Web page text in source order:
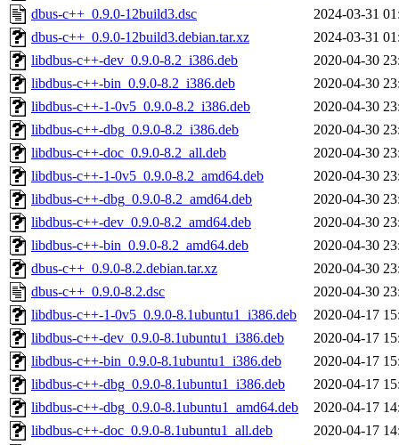
dbus-c++_0.9.0-12build3.dsc
2024-03-31
dbus-c++_0.9.0-12build3.debian.tar.xz
2024-03-31
libdbus-c++-dev_0.9.0-8.2_i386.deb
2020-04-30
libdbus-c++-bin_0.9.0-8.2_i386.deb
2020-04-30
libdbus-c++-1-0v5_0.9.0-8.2_i386.deb
2020-04-30
libdbus-c++-dbg_0.9.0-8.2_i386.deb
2020-04-30
libdbus-c++-doc_0.9.0-8.2_all.deb
2020-04-30
libdbus-c++-1-0v5_0.9.0-8.2_amd64.deb
2020-04-30
libdbus-c++-dbg_0.9.0-8.2_amd64.deb
2020-04-30
libdbus-c++-dev_0.9.0-8.2_amd64.deb
2020-04-30
libdbus-c++-bin_0.9.0-8.2_amd64.deb
2020-04-30
dbus-c++_0.9.0-8.2.debian.tar.xz
2020-04-30
dbus-c++_0.9.0-8.2.dsc
2020-04-30
libdbus-c++-1-0v5_0.9.0-8.1ubuntu1_i386.deb
2020-04-17
libdbus-c++-dev_0.9.0-8.1ubuntu1_i386.deb
2020-04-17
libdbus-c++-bin_0.9.0-8.1ubuntu1_i386.deb
2020-04-17
libdbus-c++-dbg_0.9.0-8.1ubuntu1_i386.deb
2020-04-17
libdbus-c++-dbg_0.9.0-8.1ubuntu1_amd64.deb
2020-04-17
libdbus-c++-doc_0.9.0-8.1ubuntu1_all.deb
2020-04-17